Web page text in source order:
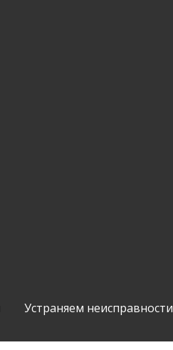
Устраняем неисправности